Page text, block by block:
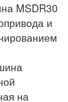
MSDR30
и
на